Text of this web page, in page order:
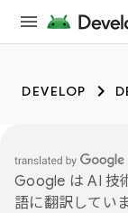
DEVELOP
Google は AI 技
語に翻訳してい